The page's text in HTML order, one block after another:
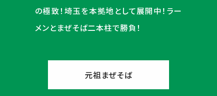
の極致！埼玉を本拠地として展開中！ラー
メンとまぜそば二本柱で勝負！
元祖まぜそば